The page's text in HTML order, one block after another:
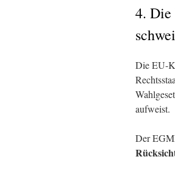
4. Die
Die EU-
aufweist.
Der